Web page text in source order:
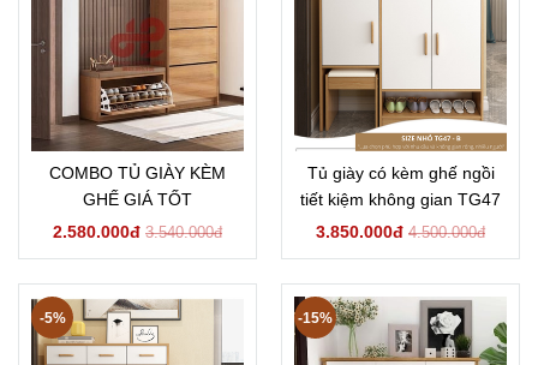
COMBO TỦ GIÀY KÈM
GHẾ GIÁ TỐT
2.580.000đ 3.540.000đ
Tủ giày có kèm ghế ngồi
tiết kiệm không gian TG47
3.850.000đ 4.500.000đ
-5% -15%